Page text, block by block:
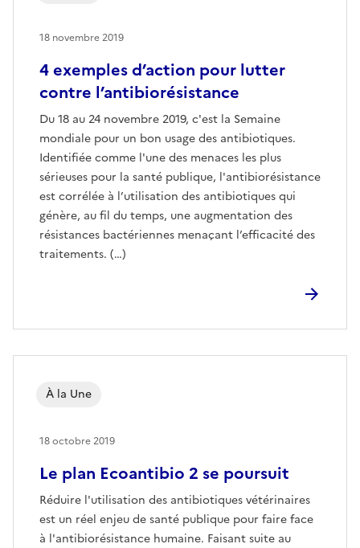
4 exemples d’action pour lutter
contre l’antibiorésistance
Du 18 au 24 novembre 2019, c'est la Semaine
mondiale pour un bon usage des antibiotiques.
Identifiée comme l'une des menaces les plus
sérieuses pour la santé publique, l'antibiorésistance
est corrélée à l’utilisation des antibiotiques qui
génère, au fil du temps, une augmentation des
résistances bactériennes menaçant l’efficacité des
traitements. (…)
18 novembre 2019
Le plan Ecoantibio 2 se poursuit
Réduire l'utilisation des antibiotiques vétérinaires
est un réel enjeu de santé publique pour faire face
à l'antibiorésistance humaine. Faisant suite au
À la Une
18 octobre 2019